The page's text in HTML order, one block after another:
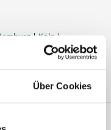
Über Cookies
| Köln |